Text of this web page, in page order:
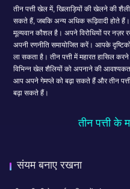
तीन पत्ती खेल में, खिलाड़ियों की खेलने की शैली
सकते हैं, जबकि अन्य अधिक रूढ़िवादी होते हैं।
मूल्यवान कौशल है। अपने विरोधियों पर
अपनी रणनीति समायोजित करें। आपके दृष्टिकोण में लचीलापन आपकी सफलता में महत्वपूर्ण अंतर
ला सकता है। तीन पत्ती में महारत हासिल करने के लिए लगातार अभ्यास, गलतियों से सीखना और
विभिन्न खेल शैलियों को अपनाने की आवश्यकता होती है। इन पहलुओं पर ध्यान केंद्रित
आप अपने गेमप्ले को बढ़ा सकते हैं और तीन पत्ती कैश और तीन पत्ती
बढ़ा सकते हैं।
तीन पत्ती के
संयम बनाए रखना